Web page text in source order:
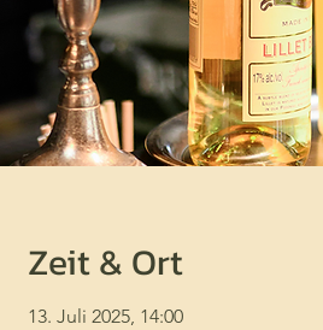
Zeit & Ort
13. Juli 2025, 14:00